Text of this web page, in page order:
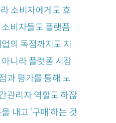
소비자에게도 효
비자들도 플랫폼
의 독점까지도 지
니라 플랫폼 시장
과 평가를 통해 노
관리자 역할도 하잖
내고 ‘구매’하는 것